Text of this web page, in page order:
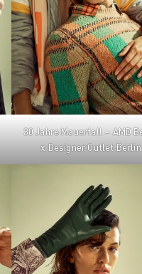
30 Jahre Mauerfall – AMD
x Designer Outlet Berlin